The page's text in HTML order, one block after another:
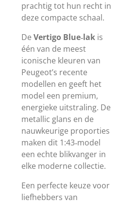
prachtig tot hun recht in
deze compacte schaal.
De Vertigo Blue‑lak is
één van de meest
iconische kleuren van
Peugeot’s recente
modellen en geeft het
model een premium,
energieke uitstraling. De
metallic glans en de
nauwkeurige proporties
maken dit 1:43‑model
een echte blikvanger in
elke moderne collectie.
Een perfecte keuze voor
liefhebbers van